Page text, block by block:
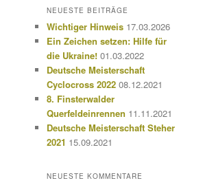
h
n
NEUESTE BEITRÄGE
Wichtiger Hinweis 17.03.2026
Ein Zeichen setzen: Hilfe für
die Ukraine! 01.03.2022
Deutsche Meisterschaft
Cyclocross 2022 08.12.2021
8. Finsterwalder
Querfeldeinrennen 11.11.2021
Deutsche Meisterschaft Steher
2021 15.09.2021
NEUESTE KOMMENTARE